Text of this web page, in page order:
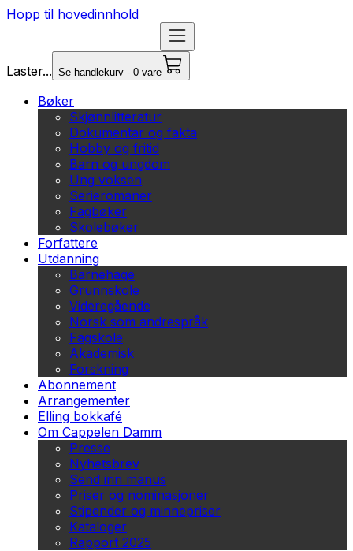
Hopp til hovedinnhold
Laster... Se handlekurv - 0 vare
Bøker
Skjønnlitteratur
Dokumentar og fakta
Hobby og fritid
Barn og ungdom
Ung voksen
Serieromaner
Fagbøker
Skolebøker
Forfattere
Utdanning
Barnehage
Grunnskole
Videregående
Norsk som andrespråk
Fagskole
Akademisk
Forskning
Abonnement
Arrangementer
Elling bokkafé
Om Cappelen Damm
Presse
Nyhetsbrev
Send inn manus
Priser og nominasjoner
Stipender og minnepriser
Kataloger
Rapport 2025